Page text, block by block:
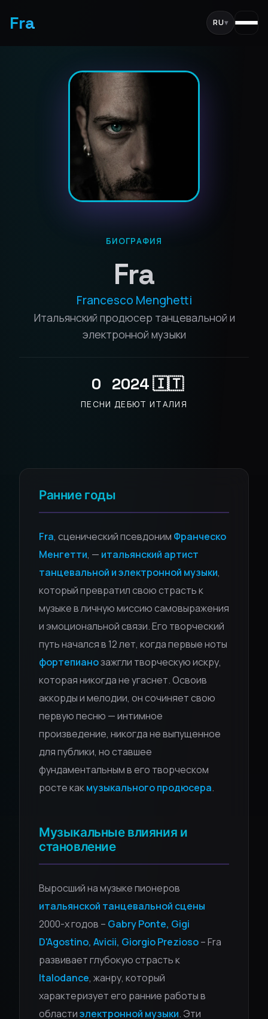
Fra RU▾
БИОГРАФИЯ
Fra
Francesco Menghetti
Итальянский продюсер танцевальной и
электронной музыки
0
ПЕСНИ
2024
ДЕБЮТ
🇮🇹
ИТАЛИЯ
Ранние годы
Fra, сценический псевдоним Франческо
Менгетти, — итальянский артист
танцевальной и электронной музыки,
который превратил свою страсть к
музыке в личную миссию самовыражения
и эмоциональной связи. Его творческий
путь начался в 12 лет, когда первые ноты
фортепианозажгли творческую искру,
которая никогда не угаснет. Освоив
аккорды и мелодии, он сочиняет свою
первую песню — интимное
произведение, никогда не выпущенное
для публики, но ставшее
фундаментальным в его творческом
росте какмузыкального продюсера.
Музыкальные влияния и
становление
Выросший на музыке пионеров
итальянской танцевальной сцены
2000-х годов – Gabry Ponte, Gigi
D'Agostino, Avicii, Giorgio Prezioso– Fra
развивает глубокую страсть к
Italodance, жанру, который
характеризует его ранние работы в
областиэлектронной музыки. Эти